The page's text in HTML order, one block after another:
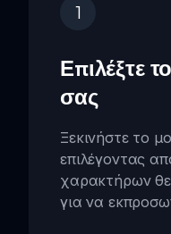
1
Επιλέξτε
σας
Ξεκινήστε το
επιλέγοντας
χαρακτήρων
για να